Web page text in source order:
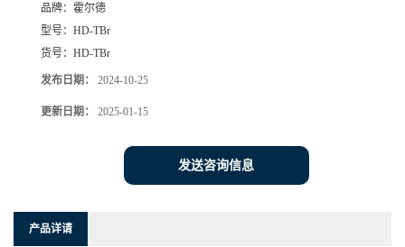
品牌： 霍尔德
型号： HD-TBr
货号： HD-TBr
发布日期： 2024-10-25
更新日期： 2025-01-15
发送咨询信息
产品详请